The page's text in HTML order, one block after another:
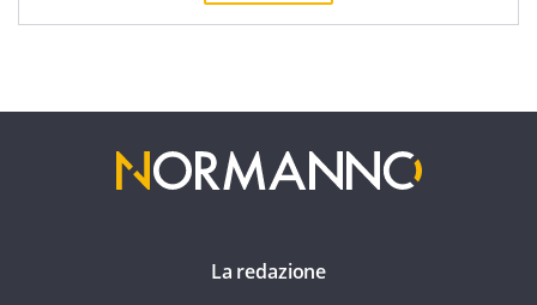
La redazione